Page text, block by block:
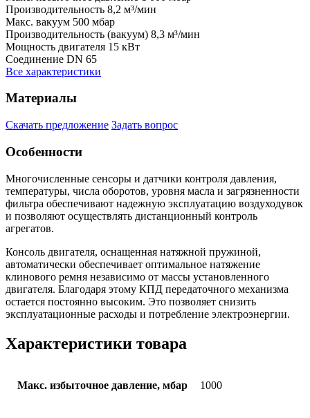
Производительность 8,2 м³/мин
Макс. вакуум 500 мбар
Производительность (вакуум) 8,3 м³/мин
Мощность двигателя 15 кВт
Соединение DN 65
Все характеристики
Материалы
Скачать предложение Задать вопрос
Особенности
Многочисленные сенсоры и датчики контроля давления,
температуры, числа оборотов, уровня масла и загрязненности
фильтра обеспечивают надежную эксплуатацию воздуходувок
и позволяют осуществлять дистанционный контроль
агрегатов.
Консоль двигателя, оснащенная натяжной пружиной,
автоматически обеспечивает оптимальное натяжение
клинового ремня независимо от массы установленного
двигателя. Благодаря этому КПД передаточного механизма
остается постоянно высоким. Это позволяет снизить
эксплуатационные расходы и потребление электроэнергии.
Характеристики товара
Макс. избыточное давление, мбар 1000